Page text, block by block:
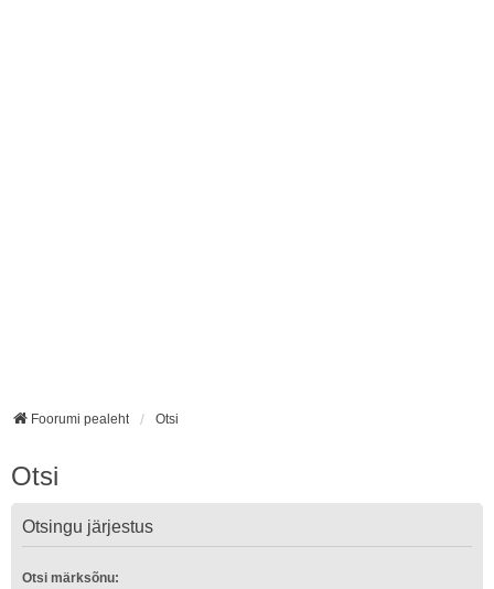
Foorumi pealeht Otsi
Otsi
Otsingu järjestus
Otsi märksõnu: